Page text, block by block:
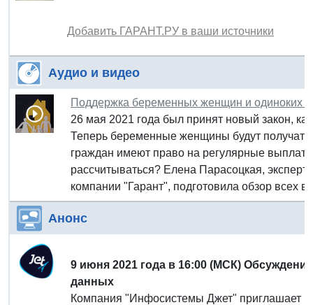
Добавить ГАРАНТ.РУ в ваши источники
Аудио и видео
Поддержка беременных женщин и одиноких
26 мая 2021 года был принят новый закон,
Теперь беременные женщины будут
граждан имеют право на регулярные
рассчитываться? Елена Парасоцкая,
компании "Гарант", подготовила обзор всех
Анонс
9 июня 2021 года в 16:00 (МСК)
данных
Компания "Инфосистемы Джет" приглашает